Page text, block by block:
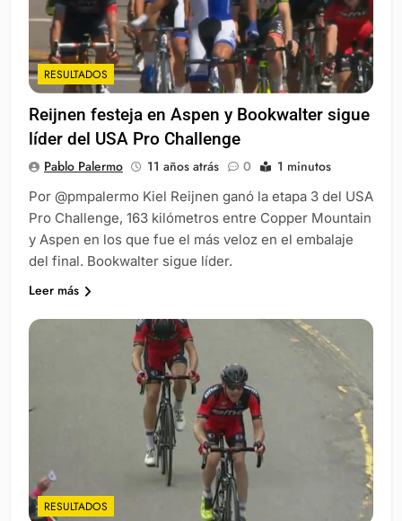
RESULTADOS
Reijnen festeja en Aspen y Bookwalter sigue
líder del USA Pro Challenge
Pablo Palermo 11 años atrás 0 1 minutos
Por @pmpalermo Kiel Reijnen ganó la etapa 3 del USA
Pro Challenge, 163 kilómetros entre Copper Mountain
y Aspen en los que fue el más veloz en el embalaje
del final. Bookwalter sigue líder.
Leer más
RESULTADOS